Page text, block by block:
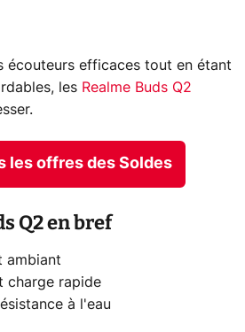
écouteurs efficaces tout en étant
les Realme Buds Q2
les offres des Soldes
Q2 en bref
ambiant
charge rapide
à l'eau